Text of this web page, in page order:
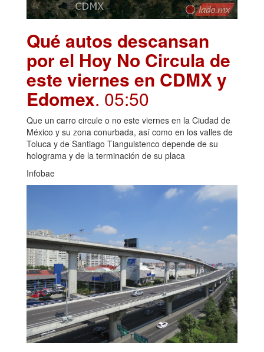
Qué autos descansan
por el Hoy No Circula de
este viernes en CDMX y
Edomex. 05:50
Que un carro circule o no este viernes en la Ciudad de
México y su zona conurbada, así como en los valles de
Toluca y de Santiago Tianguistenco depende de su
holograma y de la terminación de su placa
Infobae